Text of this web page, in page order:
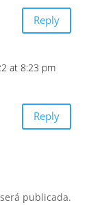
Reply
at 8:23 pm
Reply
publicada.